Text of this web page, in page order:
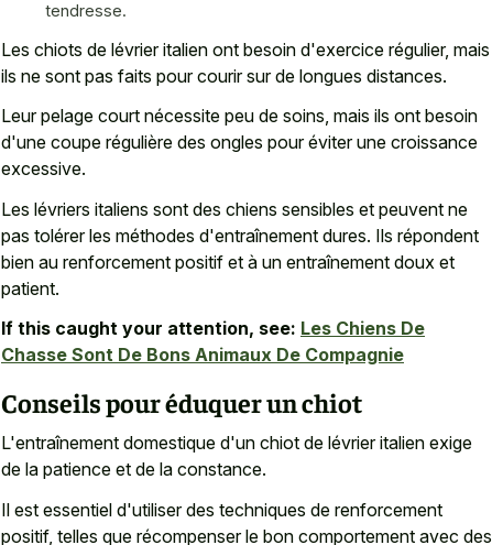
tendresse.
Les chiots de lévrier italien ont besoin d'exercice régulier, mais
ils ne sont pas faits pour courir sur de longues distances.
Leur pelage court nécessite peu de soins, mais ils ont besoin
d'une coupe régulière des ongles pour éviter une croissance
excessive.
Les lévriers italiens sont des chiens sensibles et peuvent ne
pas tolérer les méthodes d'entraînement dures. Ils répondent
bien au renforcement positif et à un entraînement doux et
patient.
If this caught your attention, see: Les Chiens De
Chasse Sont De Bons Animaux De Compagnie
Conseils pour éduquer un chiot
L'entraînement domestique d'un chiot de lévrier italien exige
de la patience et de la constance.
Il est essentiel d'utiliser des techniques de renforcement
positif, telles que récompenser le bon comportement avec des